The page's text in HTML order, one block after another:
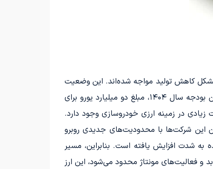
مشکل کاهش تولید مواجه شده‌اند. این وضعیت
می‌تواند در ماه‌های آینده منجر به کاهش عرضه خودروهای مونتاژی در بازار و افزایش قیمت‌ها شود. همچنین، در قانون بودجه سال ۱۴۰۴، مبلغ دو میلیارد یورو برای
در زمینه ارزی خودروسازی وجود دارد.
این شرکت‌ها با محدودیت‌های جدیدی روبرو
شدت افزایش یافته است. بنابراین، مسیر
فعالیت‌های مونتاژ محدود می‌شود، این ارز